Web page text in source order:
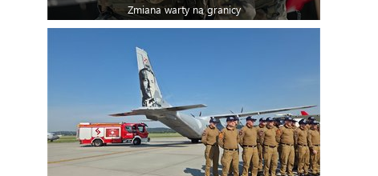
Zmiana warty na granicy